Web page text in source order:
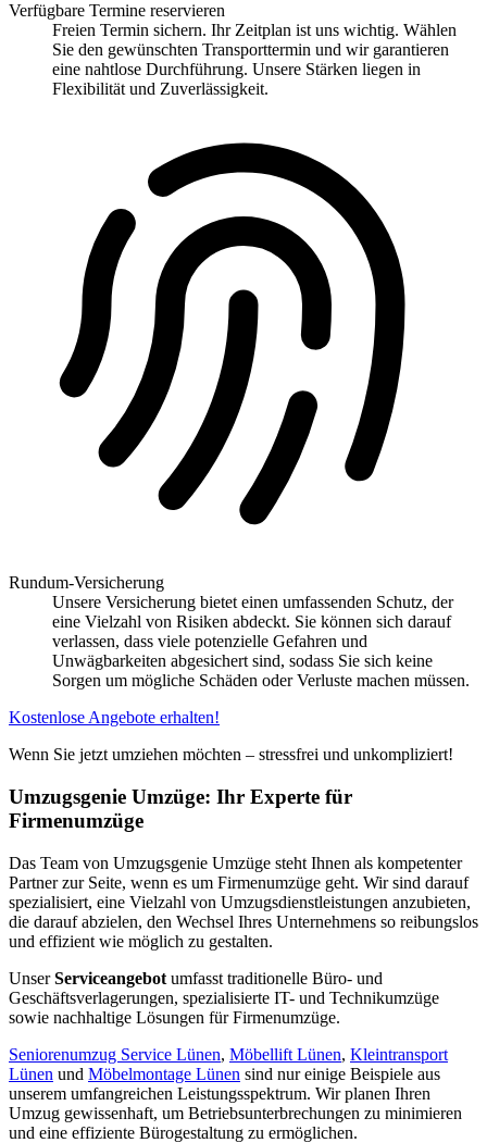
Verfügbare Termine reservieren
Freien Termin sichern. Ihr Zeitplan ist uns wichtig. Wählen
Sie den gewünschten Transporttermin und wir garantieren
eine nahtlose Durchführung. Unsere Stärken liegen in
Flexibilität und Zuverlässigkeit.
Rundum-Versicherung
Unsere Versicherung bietet einen umfassenden Schutz, der
eine Vielzahl von Risiken abdeckt. Sie können sich darauf
verlassen, dass viele potenzielle Gefahren und
Unwägbarkeiten abgesichert sind, sodass Sie sich keine
Sorgen um mögliche Schäden oder Verluste machen müssen.
Kostenlose Angebote erhalten!
Wenn Sie jetzt umziehen möchten – stressfrei und unkompliziert!
Umzugsgenie Umzüge: Ihr Experte für
Firmenumzüge
Das Team von Umzugsgenie Umzüge steht Ihnen als kompetenter
Partner zur Seite, wenn es um Firmenumzüge geht. Wir sind darauf
spezialisiert, eine Vielzahl von Umzugsdienstleistungen anzubieten,
die darauf abzielen, den Wechsel Ihres Unternehmens so reibungslos
und effizient wie möglich zu gestalten.
UnserServiceangebot umfasst traditionelle Büro- und
Geschäftsverlagerungen, spezialisierte IT- und Technikumzüge
sowie nachhaltige Lösungen für Firmenumzüge.
Seniorenumzug Service Lünen, Möbellift Lünen, Kleintransport
Lünen und Möbelmontage Lünen sind nur einige Beispiele aus
unserem umfangreichen Leistungsspektrum. Wir planen Ihren
Umzug gewissenhaft, um Betriebsunterbrechungen zu minimieren
und eine effiziente Bürogestaltung zu ermöglichen.